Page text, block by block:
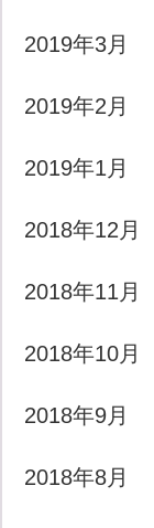
2019年3月
2019年2月
2019年1月
2018年12月
2018年11月
2018年10月
2018年9月
2018年8月